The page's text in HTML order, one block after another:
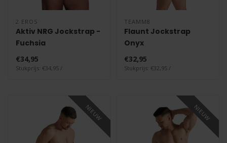
2 EROS
Aktiv NRG Jockstrap -
Fuchsia
€34,95
Stukprijs: €34,95 /
TEAMM8
Flaunt Jockstrap
Onyx
€32,95
Stukprijs: €32,95 /
NIEUW NIEUW